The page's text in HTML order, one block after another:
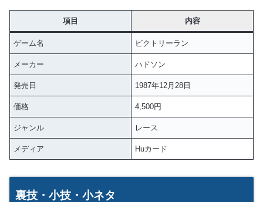
項目 内容
ゲーム名 ビクトリーラン
メーカー ハドソン
発売日 1987年12月28日
価格 4,500円
ジャンル レース
メディア Huカード
裏技・小技・小ネタ